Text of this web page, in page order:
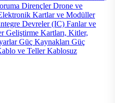
DirençlerDrone ve
Kartlar ve Modüller
Devreler (IC) Fanlar ve
Geliştirme Kartları, Kitler,
Güç Kaynakları Güç
ve TellerKablosuz